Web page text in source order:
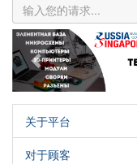
Previous
关于平台
对于顾客